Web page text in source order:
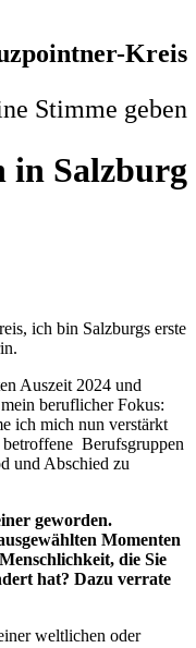
Kreis
Stimme geben
in Salzburg
ich bin Salzburgs erste
Auszeit 2024 und
beruflicher Fokus:
ich mich nun verstärkt
Berufsgruppen
und Abschied zu
geworden.
Momenten
die Sie
hat? Dazu verrate
weltlichen oder